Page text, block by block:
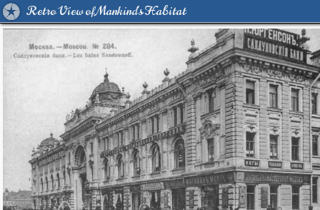
Retro View of Mankind's Habitat